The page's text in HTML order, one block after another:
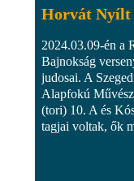
Horvát Nyílt
2024.03.09-én a
Bajnokság
judosai. A
Alapfokú
(tori) 10. A és
tagjai voltak, ők